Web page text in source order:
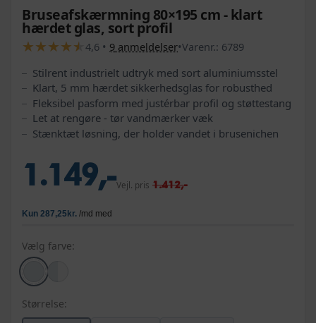
Bruseafskærmning 80×195 cm - klart
hærdet glas, sort profil
★
★★
★★
★★
★★
★ 4,6 • 9 anmeldelser•Varenr.: 6789
Stilrent industrielt udtryk med sort aluminiumsstel
Klart, 5 mm hærdet sikkerhedsglas for robusthed
Fleksibel pasform med justérbar profil og støttestang
Let at rengøre - tør vandmærker væk
Stænktæt løsning, der holder vandet i brusenichen
1.149,-Vejl. pris 1.412,-
Vælg farve:
Størrelse: